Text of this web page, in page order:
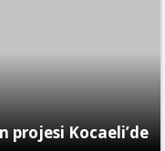
projesi Kocaeli’de